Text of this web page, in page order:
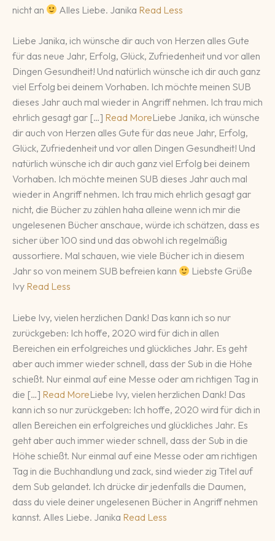
nicht an
Alles Liebe. Janika Read Less
Liebe Janika, ich wünsche dir auch von Herzen alles Gute
für das neue Jahr, Erfolg, Glück, Zufriedenheit und vor allen
Dingen Gesundheit! Und natürlich wünsche ich dir auch ganz
viel Erfolg bei deinem Vorhaben. Ich möchte meinen SUB
dieses Jahr auch mal wieder in Angriff nehmen. Ich trau mich
ehrlich gesagt gar […] Read MoreLiebe Janika, ich wünsche
dir auch von Herzen alles Gute für das neue Jahr, Erfolg,
Glück, Zufriedenheit und vor allen Dingen Gesundheit! Und
natürlich wünsche ich dir auch ganz viel Erfolg bei deinem
Vorhaben. Ich möchte meinen SUB dieses Jahr auch mal
wieder in Angriff nehmen. Ich trau mich ehrlich gesagt gar
nicht, die Bücher zu zählen haha alleine wenn ich mir die
ungelesenen Bücher anschaue, würde ich schätzen, dass es
sicher über 100 sind und das obwohl ich regelmäßig
aussortiere. Mal schauen, wie viele Bücher ich in diesem
Jahr so von meinem SUB befreien kann
Liebste Grüße
Ivy Read Less
Liebe Ivy, vielen herzlichen Dank! Das kann ich so nur
zurückgeben: Ich hoffe, 2020 wird für dich in allen
Bereichen ein erfolgreiches und glückliches Jahr. Es geht
aber auch immer wieder schnell, dass der Sub in die Höhe
schießt. Nur einmal auf eine Messe oder am richtigen Tag in
die […] Read MoreLiebe Ivy, vielen herzlichen Dank! Das
kann ich so nur zurückgeben: Ich hoffe, 2020 wird für dich in
allen Bereichen ein erfolgreiches und glückliches Jahr. Es
geht aber auch immer wieder schnell, dass der Sub in die
Höhe schießt. Nur einmal auf eine Messe oder am richtigen
Tag in die Buchhandlung und zack, sind wieder zig Titel auf
dem Sub gelandet. Ich drücke dir jedenfalls die Daumen,
dass du viele deiner ungelesenen Bücher in Angriff nehmen
kannst. Alles Liebe. Janika Read Less